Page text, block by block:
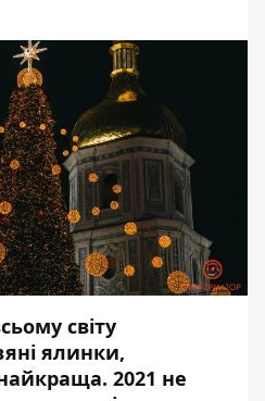
світу
ялинки,
2021 не